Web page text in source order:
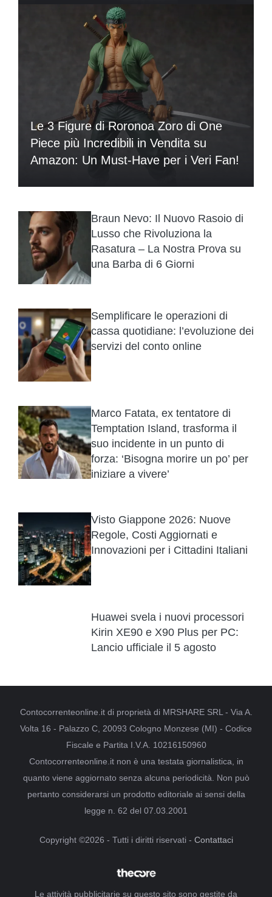
Le 3 Figure di Roronoa Zoro di One
Piece più Incredibili in Vendita su
Amazon: Un Must-Have per i Veri Fan!
Braun Nevo: Il Nuovo Rasoio di
Lusso che Rivoluziona la
Rasatura – La Nostra Prova su
una Barba di 6 Giorni
Semplificare le operazioni di
cassa quotidiane: l’evoluzione dei
servizi del conto online
Marco Fatata, ex tentatore di
Temptation Island, trasforma il
suo incidente in un punto di
forza: ‘Bisogna morire un po’ per
iniziare a vivere’
Visto Giappone 2026: Nuove
Regole, Costi Aggiornati e
Innovazioni per i Cittadini Italiani
Huawei svela i nuovi processori
Kirin XE90 e X90 Plus per PC:
Lancio ufficiale il 5 agosto
Contocorrenteonline.it di proprietà di MRSHARE SRL - Via A.
Volta 16 - Palazzo C, 20093 Cologno Monzese (MI) - Codice
Fiscale e Partita I.V.A. 10216150960
Contocorrenteonline.it non è una testata giornalistica, in
quanto viene aggiornato senza alcuna periodicità. Non può
pertanto considerarsi un prodotto editoriale ai sensi della
legge n. 62 del 07.03.2001
Copyright ©2026 - Tutti i diritti riservati - Contattaci
Le attività pubblicitarie su questo sito sono gestite da